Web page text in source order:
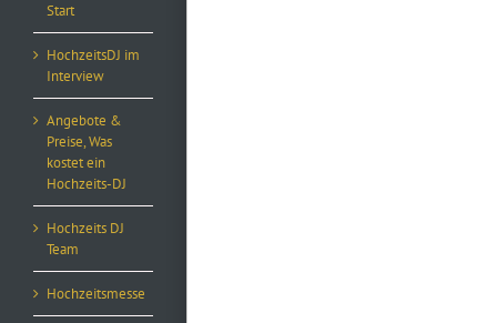
Start
HochzeitsDJ im
Interview
Angebote &
Preise, Was
kostet ein
Hochzeits-DJ
Hochzeits DJ
Team
Hochzeitsmesse